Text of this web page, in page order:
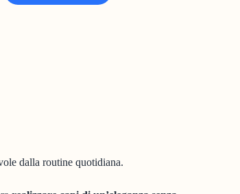
dalla routine quotidiana.